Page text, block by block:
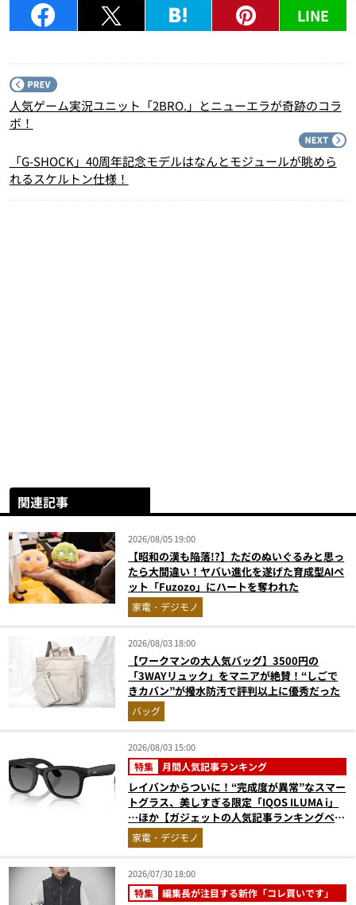
LINE
人気ゲーム実況ユニット「2BRO.」とニューエラが奇跡のコラ
ボ！
「G-SHOCK」40周年記念モデルはなんとモジュールが眺めら
れるスケルトン仕様！
関連記事
2026/08/05 19:00
【昭和の漢も陥落!?】ただのぬいぐるみと思っ
たら大間違い！ヤバい進化を遂げた育成型AIペ
ット「Fuzozo」にハートを奪われた
家電・デジモノ
2026/08/03 18:00
【ワークマンの大人気バッグ】3500円の
「3WAYリュック」をマニアが絶賛！“しごで
きカバン”が撥水防汚で評判以上に優秀だった
バッグ
2026/08/03 15:00
特集 月間人気記事ランキング
レイバンからついに！“完成度が異常”なスマー
トグラス、美しすぎる限定「IQOS ILUMA i」
…ほか【ガジェットの人気記事ランキングベス
ト3】（2026年6月版）
家電・デジモノ
2026/07/30 18:00
特集 編集長が注目する新作「コレ買いです」